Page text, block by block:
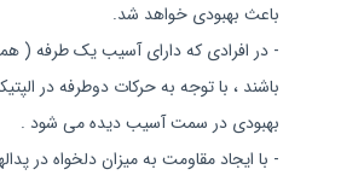
باعث بهبودی خواهد شد.
- در افرادی که دارای آسیب یک طرفه (
باشند ، با توجه به حرکات دوطرفه در
بهبودی در سمت آسیب دیده می شود .
- با ایجاد مقاومت به میزان دلخواه در